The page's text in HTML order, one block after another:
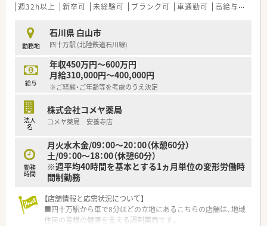
週32h以上 新卒可 未経験可 ブランク可 車通勤可 高給与(600万円以上)
勤務地
石川県 白山市
四十万駅 (北陸鉄道石川線)
給与
年収450万円～600万円
月給310,000円～400,000円
※ご経験・ご年齢等を考慮のうえ決定
法人
名
株式会社コメヤ薬局
コメヤ薬局 安養寺店
勤務
時間
月火水木金/09：00～20：00（休憩60分）
土/09：00～18：00（休憩60分）
※週平均40時間を基本とする1ヵ月単位の変形労働時
間制勤務
【店舗情報と応需状況について】
■四十万駅から車で8分ほどの立地にあるこちらの店舗は、地域
住民の皆様の健康を支える調剤薬局です。